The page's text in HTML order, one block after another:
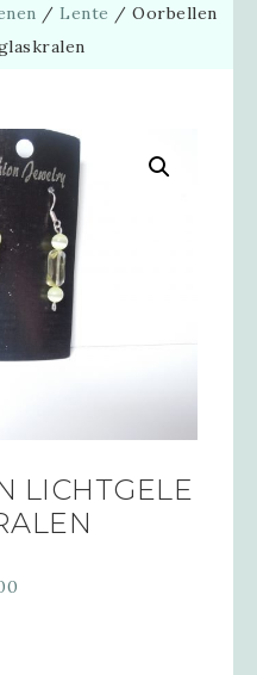
/ Lente / Oorbellen
LICHTGELE